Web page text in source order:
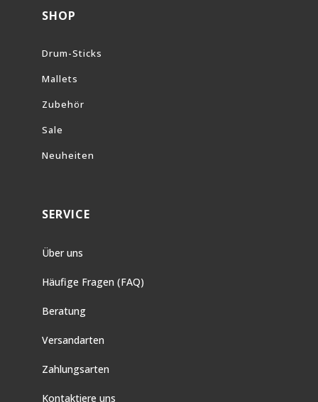
SHOP
Drum-Sticks
Mallets
Zubehör
Sale
Neuheiten
SERVICE
Über uns
Häufige Fragen (FAQ)
Beratung
Versandarten
Zahlungsarten
Kontaktiere uns